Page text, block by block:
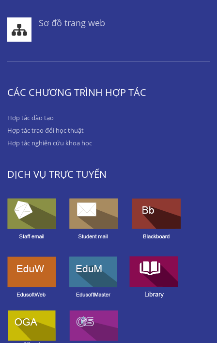
Sơ đồ trang web
CÁC CHƯƠNG TRÌNH HỢP TÁC
Hợp tác đào tạo
Hợp tác trao đổi học thuật
Hợp tác nghiên cứu khoa học
DỊCH VỤ TRỰC TUYẾN